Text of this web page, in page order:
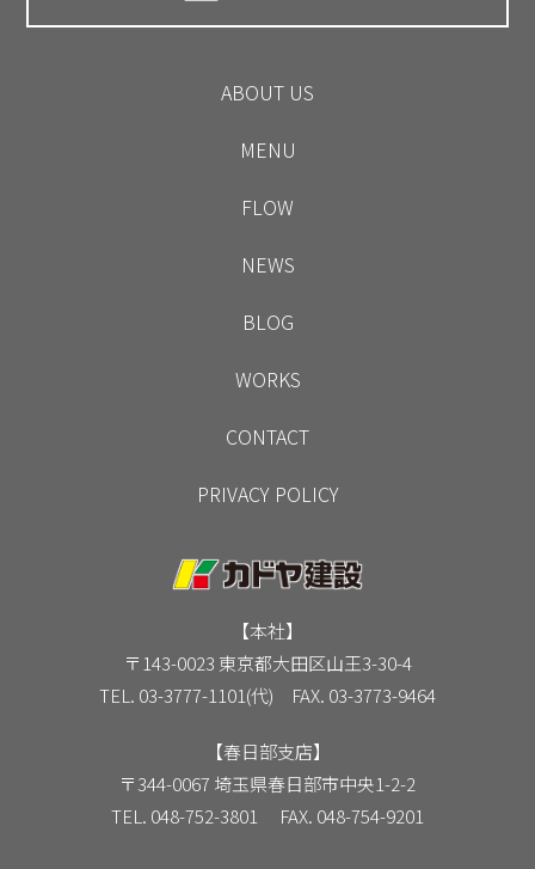
ABOUT US
MENU
FLOW
NEWS
BLOG
WORKS
CONTACT
PRIVACY POLICY
【本社】
〒143-0023 東京都大田区山王3-30-4
TEL. 03-3777-1101(代) FAX. 03-3773-9464
【春日部支店】
〒344-0067 埼玉県春日部市中央1-2-2
TEL. 048-752-3801 FAX. 048-754-9201